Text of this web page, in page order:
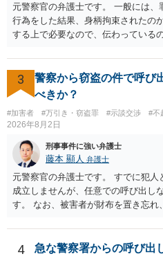
元警察官の弁護士です。 一般には
行為をした結果、身柄拘束されたの
する上で必要なので、伝わっている
いたり、省略されていることもあり
3
警察から窃盗の件で呼び
べきか？
#加害者 #万引き・窃盗罪 #示談交渉 #不
2026年8月2日
刑事事件に強い弁護士
藤本 顯人 弁護士
元警察官の弁護士です。 すでに犯
成立しませんが、任意での呼び出し
す。 なお、被害者が財布を置き忘
と言い逃れはかなり厳しいものと思
4 急な警察署からの呼び出